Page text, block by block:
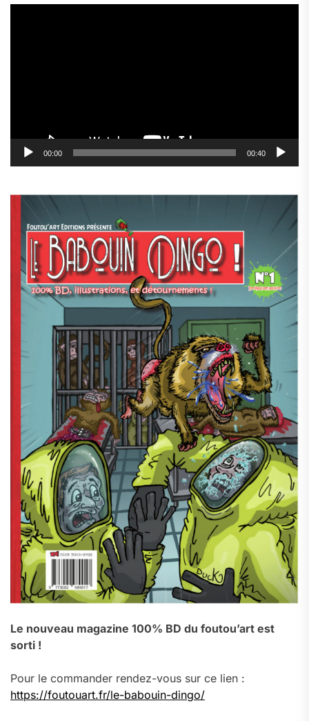
00:00 00:40
Le nouveau magazine 100% BD du foutou’art est
sorti !
Pour le commander rendez-vous sur ce lien :
https://foutouart.fr/le-babouin-dingo/